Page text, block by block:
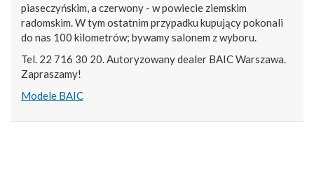
piaseczyńskim, a czerwony - w powiecie ziemskim
radomskim. W tym ostatnim przypadku kupujący pokonali
do nas 100 kilometrów; bywamy salonem z wyboru.
Tel. 22 716 30 20. Autoryzowany dealer BAIC Warszawa.
Zapraszamy!
Modele BAIC